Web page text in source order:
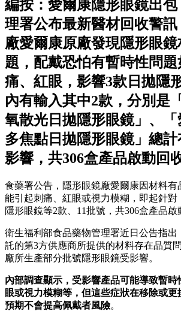
編按：愛爾康隱形眼鏡出
理署公布最新醫材回收警
廠愛爾康原廠發現隱形眼
題，配戴恐怕有暫時性問題
痛、紅眼，影響3款日拋隱
內有輸入其中2款，分別是
氧散光日拋隱形眼鏡」、
多焦點日拋隱形眼鏡」總計
影響，共306盒產品啟動回收
食藥署公告，隱形眼鏡廠愛爾康因材料有
能引起刺痛、紅眼或視力模糊，即起針對
隱形眼鏡等2款、11批號，共306盒產品啟
衛生福利部食品藥物管理署近日公告指出
託的第3方供應商所提供的材料存在品質
廠所生產部分批號隱形眼鏡受影響。
內部調查顯示，受影響產品可能導致暫
眼或視力模糊等，但這些症狀在移除或更
預期不會提高佩戴者風險。